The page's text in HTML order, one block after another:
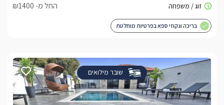
החל מ- ₪1400
בריכה וגקוזי ספא בפרטיות מוחלטת
שובר מילואים